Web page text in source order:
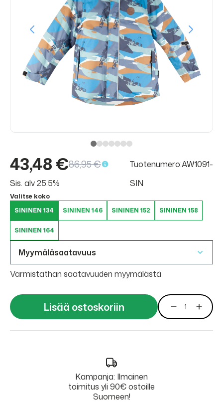
43,48 €86,95 €
Sis. alv 25.5%
Tuotenumero:AW1091-
SIN
Valitse koko
SININEN 134
SININEN 146 SININEN 152 SININEN 158
SININEN 164
Myymäläsaatavuus
Varmistathan saatavuuden myymälästä
Lisää ostoskoriin
Kampanja: Ilmainen
toimitus yli 90€ ostoille
Suomeen!